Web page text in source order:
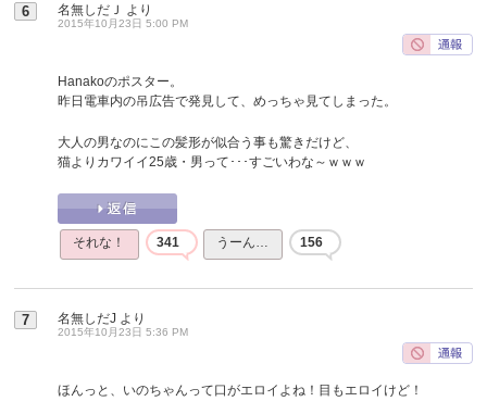
6 名無しだＪ より
2015年10月23日 5:00 PM
Hanakoのポスター。
昨日電車内の吊広告で発見して、めっちゃ見てしまった。
大人の男なのにこの髪形が似合う事も驚きだけど、
猫よりカワイイ25歳・男って･･･すごいわな～ｗｗｗ
それな！ 341 うーん… 156
7 名無しだJ より
2015年10月23日 5:36 PM
ほんっと、いのちゃんって口がエロイよね！目もエロイけど！